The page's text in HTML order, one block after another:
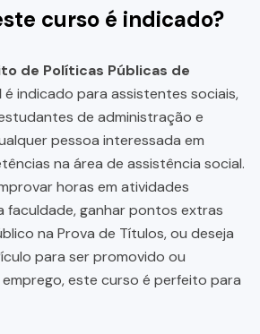
curso é indicado?
de Políticas Públicas de
é indicado para assistentes sociais,
de administração e
pessoa interessada em
na área de assistência social.
horas em atividades
faculdade, ganhar pontos extras
na Prova de Títulos, ou deseja
para ser promovido ou
este curso é perfeito para